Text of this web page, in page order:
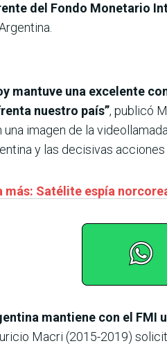
del Fondo Monetario
mantuve una excelente
nuestro país”, publicó
una imagen de la
y las decisivas
más: Satélite espía
mantiene con el FMI
Macri (2015-2019)